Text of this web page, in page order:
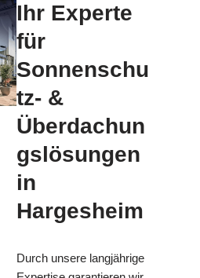
Ihr Experte
für
Sonnenschu
tz- &
Überdachun
gslösungen
in
Hargesheim
Durch unsere langjährige